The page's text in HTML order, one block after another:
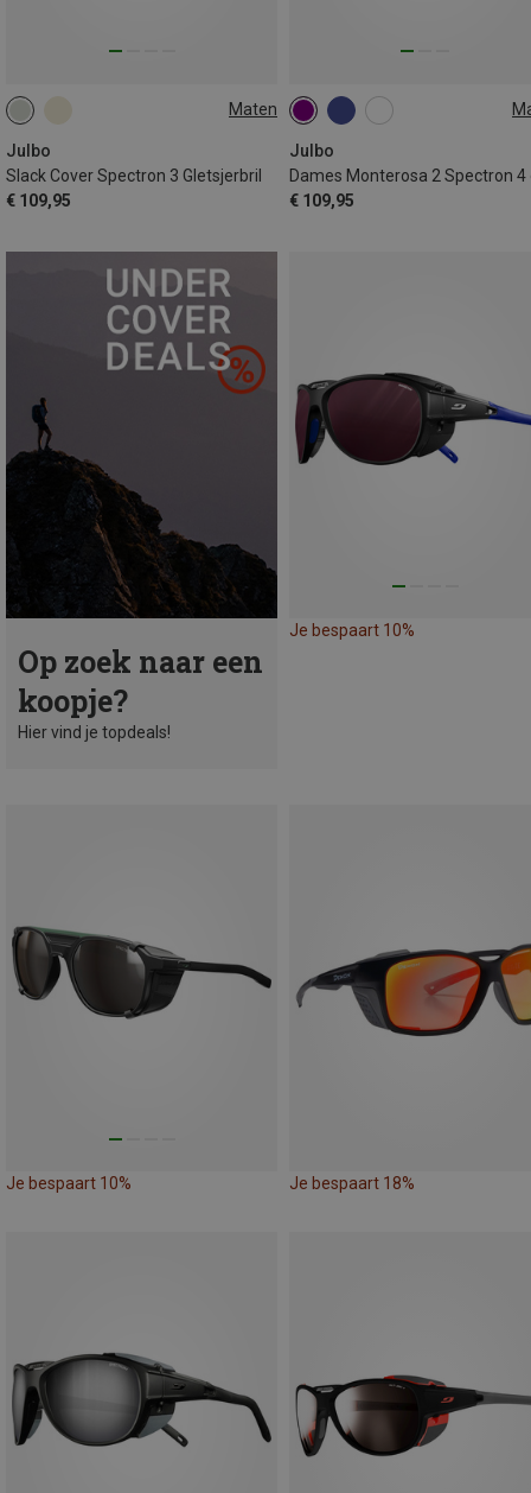
Maten
Julbo
Slack Cover Spectron 3 Gletsjerbril
€ 109,95
L
Julbo
€ 109,95
M
Op zoek naar een
koopje?
Hier vind je topdeals!
Je bespaart 10%
Je bespaart 10% Je bespaart 18%